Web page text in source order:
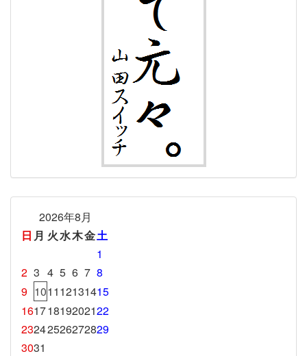
2026年8月
日 月 火水木金土
1
2 3 4 5 6 7 8
9 101112131415
16171819202122
23242526272829
3031